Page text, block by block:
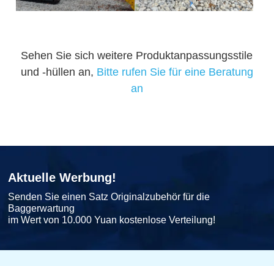
Sehen Sie sich weitere Produktanpassungsstile
und -hüllen an, Bitte rufen Sie für eine Beratung
an
Aktuelle Werbung!
Senden Sie einen Satz Originalzubehör für die
Baggerwartung
im Wert von 10.000 Yuan kostenlose Verteilung!